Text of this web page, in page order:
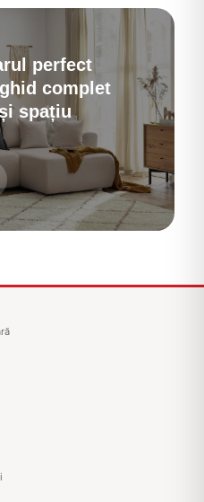
perfect
complet
spațiu